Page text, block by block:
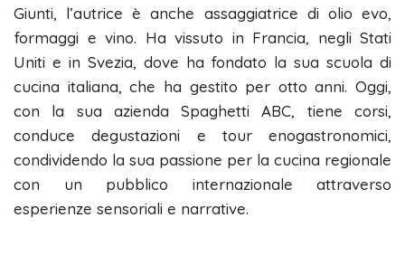
Giunti, l’autrice è anche assaggiatrice di olio evo,
formaggi e vino. Ha vissuto in Francia, negli Stati
Uniti e in Svezia, dove ha fondato la sua scuola di
cucina italiana, che ha gestito per otto anni. Oggi,
con la sua azienda Spaghetti ABC, tiene corsi,
conduce degustazioni e tour enogastronomici,
condividendo la sua passione per la cucina regionale
con un pubblico internazionale attraverso
esperienze sensoriali e narrative.